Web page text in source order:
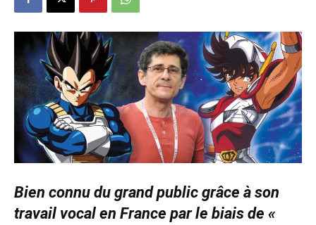
Bien connu du grand public grâce à son
travail vocal en France par le biais de «